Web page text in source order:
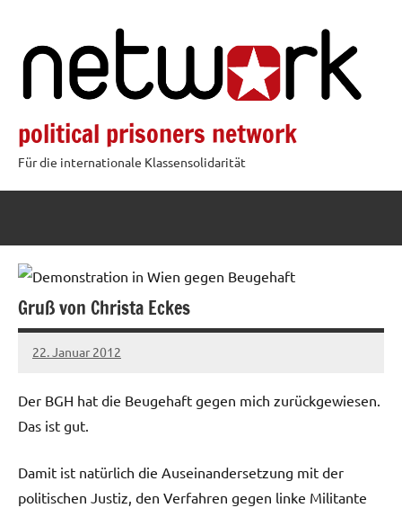
springen
political prisoners network
Für die internationale Klassensolidarität
Gruß von Christa Eckes
22. Januar 2012
admin
Der BGH hat die Beugehaft gegen mich zurückgewiesen.
Das ist gut.
Damit ist natürlich die Auseinandersetzung mit der
politischen Justiz, den Verfahren gegen linke Militante